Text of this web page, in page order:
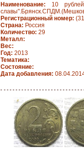
Наименование: 10
Регистрационный номер:
Страна: Россия
Количество: 29
Металл:
Вес:
Год: 2013
Тематика:
Состояние:
Дата добавления: